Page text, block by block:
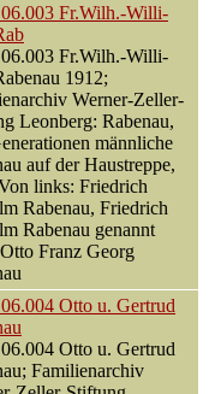
Fr.Wilh.-Willi-
Fr.Wilh.-Willi-
1912;
Werner-Zeller-
Leonberg: Rabenau,
männliche
auf der Haustreppe,
links: Friedrich
Rabenau, Friedrich
Rabenau genannt
Franz Georg
Otto u. Gertrud
Otto u. Gertrud
Familienarchiv